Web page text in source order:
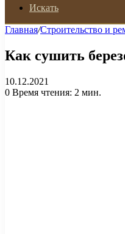
Искать
Главная/Строительство и
Как сушить
10.12.2021
0 Время чтения: 2 мин.